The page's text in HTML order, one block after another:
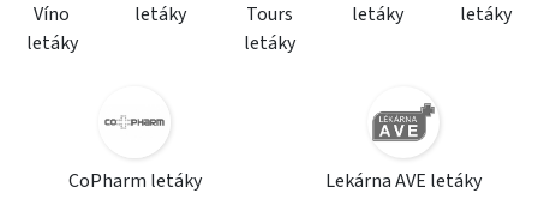
Víno
letáky
letáky
Tours
letáky
letáky
letáky
CoPharm letáky Lekárna AVE letáky